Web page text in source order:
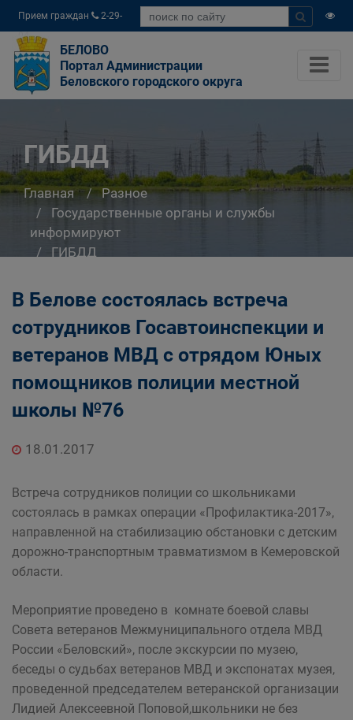
Прием граждан
2-29-
04
БЕЛОВО
Портал Администрации
Беловского городского округа
ГИБДД
Главная
Разное
Государственные органы и службы
информируют
ГИБДД
В Белове состоялась встреча
сотрудников Госавтоинспекции и
ветеранов МВД с отрядом Юных
помощников полиции местной
школы №76
18.01.2017
Встреча сотрудников полиции со школьниками
состоялась в рамках операции «Профилактика-2017»,
направленной на стабилизацию обстановки с детским
дорожно-транспортным травматизмом в Кемеровской
области.
Мероприятие проведено в комнате боевой славы
Совета ветеранов Межмуниципального отдела МВД
России «Беловский», после экскурсии по музею,
беседы о судьбах ветеранов МВД и экспонатах музея,
проведенной председателем ветеранской организации
Лидией Алексеевной Поповой,школьники не без